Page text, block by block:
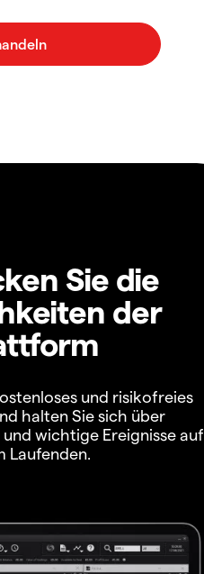
Sie die
der
und risikofreies
halten Sie sich über
wichtige Ereignisse auf
Laufenden.